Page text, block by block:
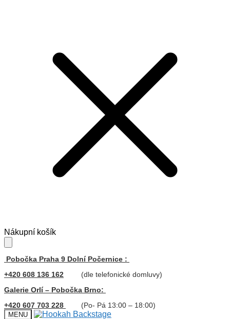
Skip
to
navigation
Skip
to
content
Nákupní košík
Pobočka Praha 9 Dolní Počernice :
+420 608 136 162
(dle telefonické domluvy)
Galerie Orlí – Pobočka Brno:
+420 607 703 228
(Po- Pá 13:00 – 18:00)
MENU